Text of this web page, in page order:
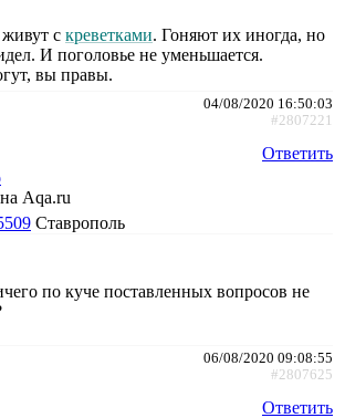
с креветками. Гоняют их иногда, но
И поголовье не уменьшается.
вы правы.
04/08/2020 16:50:03
#2807221
Ответить
Aqa.ru
Ставрополь
по куче поставленных вопросов не
06/08/2020 09:08:55
#2807625
Ответить